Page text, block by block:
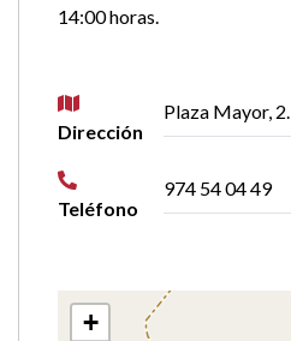
14:00 horas.
Dirección
Plaza Mayor, 2.
Teléfono
974 54 04 49
+